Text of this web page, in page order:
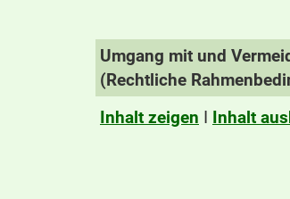
Umgang mit und
(Rechtliche
Inhalt zeigen I Inhalt